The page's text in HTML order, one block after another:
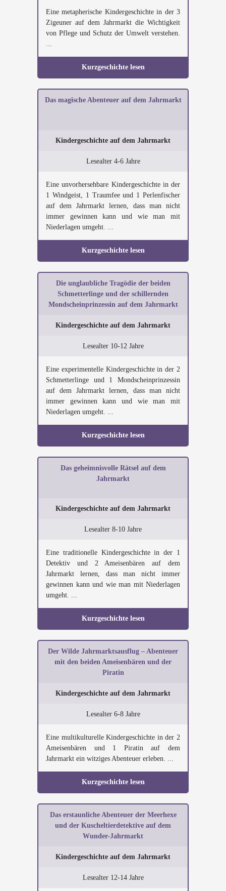
Eine metapherische Kindergeschichte in der 3
Zigeuner auf dem Jahrmarkt die Wichtigkeit
von Pflege und Schutz der Umwelt verstehen.
...
Kurzgeschichte lesen
Das magische Abenteuer auf dem Jahrmarkt
Kindergeschichte auf dem Jahrmarkt
Lesealter 4-6 Jahre
Eine unvorhersehbare Kindergeschichte in der
1 Windgeist, 1 Traumfee und 1 Perlenfischer
auf dem Jahrmarkt lernen, dass man nicht
immer gewinnen kann und wie man mit
Niederlagen umgeht. ...
Kurzgeschichte lesen
Die unglaubliche Tragödie der beiden
Schmetterlinge und der schillernden
Mondscheinprinzessin auf dem Jahrmarkt
Kindergeschichte auf dem Jahrmarkt
Lesealter 10-12 Jahre
Eine experimentelle Kindergeschichte in der 2
Schmetterlinge und 1 Mondscheinprinzessin
auf dem Jahrmarkt lernen, dass man nicht
immer gewinnen kann und wie man mit
Niederlagen umgeht. ...
Kurzgeschichte lesen
Das geheimnisvolle Rätsel auf dem
Jahrmarkt
Kindergeschichte auf dem Jahrmarkt
Lesealter 8-10 Jahre
Eine traditionelle Kindergeschichte in der 1
Detektiv und 2 Ameisenbären auf dem
Jahrmarkt lernen, dass man nicht immer
gewinnen kann und wie man mit Niederlagen
umgeht. ...
Kurzgeschichte lesen
Der Wilde Jahrmarktsausflug – Abenteuer
mit den beiden Ameisenbären und der
Piratin
Kindergeschichte auf dem Jahrmarkt
Lesealter 6-8 Jahre
Eine multikulturelle Kindergeschichte in der 2
Ameisenbären und 1 Piratin auf dem
Jahrmarkt ein witziges Abenteuer erleben. ...
Kurzgeschichte lesen
Das erstaunliche Abenteuer der Meerhexe
und der Kuscheltierdetektive auf dem
Wunder-Jahrmarkt
Kindergeschichte auf dem Jahrmarkt
Lesealter 12-14 Jahre